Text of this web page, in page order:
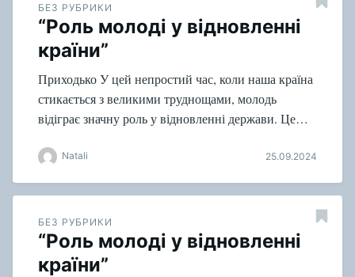
БЕЗ РУБРИКИ
“Роль молоді у відновленні
країни”
Приходько У цей непростий час, коли наша країна
стикається з великими труднощами, молодь
відіграє значну роль у відновленні держави. Це…
Natali 25.09.2024
БЕЗ РУБРИКИ
“Роль молоді у відновленні
країни”